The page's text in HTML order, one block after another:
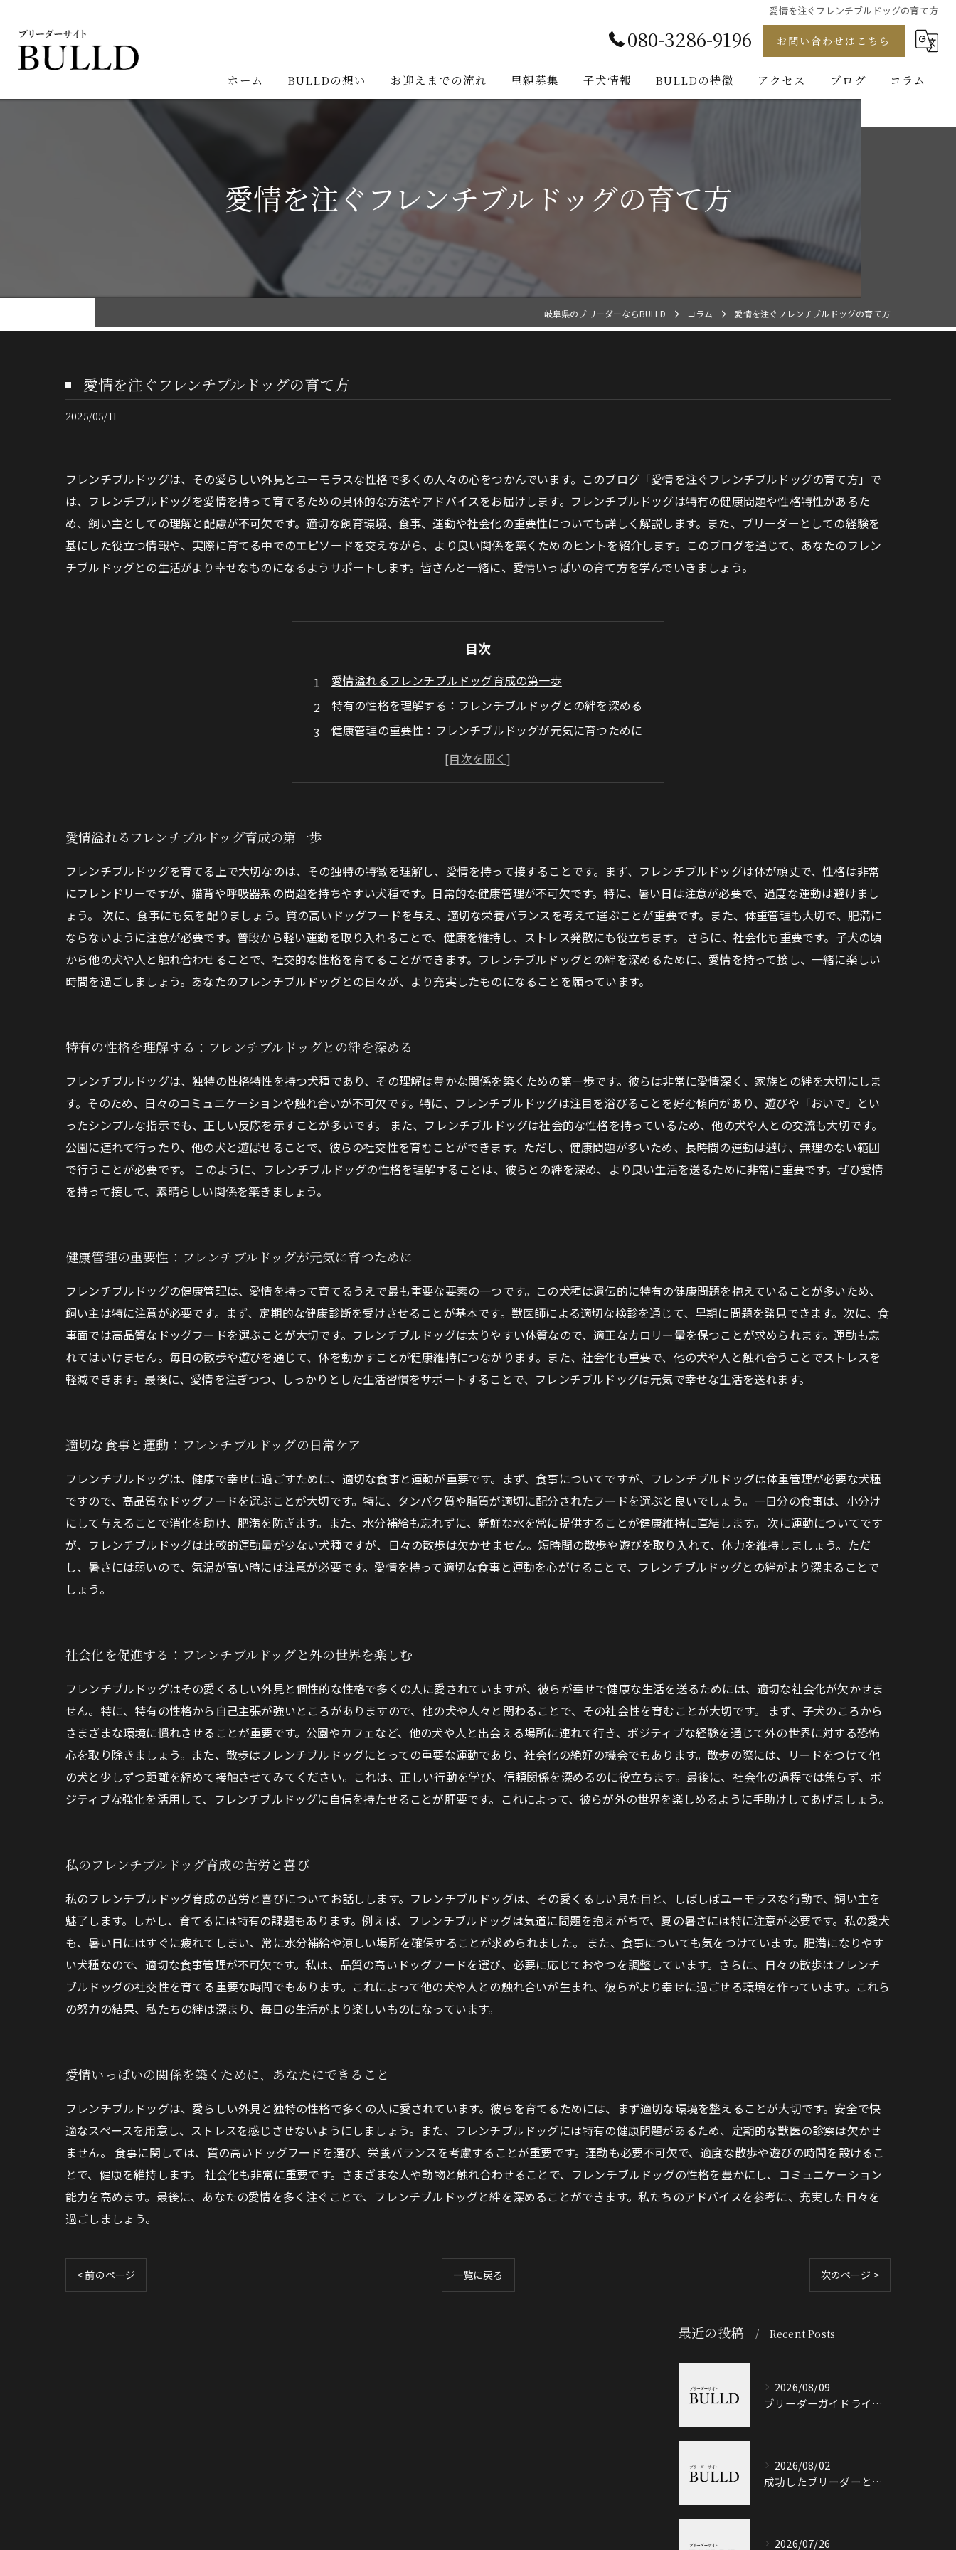
愛情を注ぐフレンチブルドッグの育て方
080-3286-9196 お問い合わせはこちら
ホーム BULLDの想い お迎えまでの流れ 里親募集 子犬情報 BULLDの特徴
ビションフリーゼ
アクセス ブログ コラム
愛情を注ぐフレンチブルドッグの育て方
岐阜県のブリーダーならBULLD コラム 愛情を注ぐフレンチブルドッグの育て方
愛情を注ぐフレンチブルドッグの育て方
2025/05/11
フレンチブルドッグは、その愛らしい外見とユーモラスな性格で多くの人々の心をつかんでいます。このブログ「愛情を注ぐフレンチブルドッグの育て方」で
は、フレンチブルドッグを愛情を持って育てるための具体的な方法やアドバイスをお届けします。フレンチブルドッグは特有の健康問題や性格特性があるた
め、飼い主としての理解と配慮が不可欠です。適切な飼育環境、食事、運動や社会化の重要性についても詳しく解説します。また、ブリーダーとしての経験を
基にした役立つ情報や、実際に育てる中でのエピソードを交えながら、より良い関係を築くためのヒントを紹介します。このブログを通じて、あなたのフレン
チブルドッグとの生活がより幸せなものになるようサポートします。皆さんと一緒に、愛情いっぱいの育て方を学んでいきましょう。
目次
愛情溢れるフレンチブルドッグ育成の第一歩
特有の性格を理解する：フレンチブルドッグとの絆を深める
健康管理の重要性：フレンチブルドッグが元気に育つために
適切な食事と運動：フレンチブルドッグの日常ケア
社会化を促進する：フレンチブルドッグと外の世界を楽しむ
愛情溢れるフレンチブルドッグ育成の第一歩
フレンチブルドッグを育てる上で大切なのは、その独特の特徴を理解し、愛情を持って接することです。まず、フレンチブルドッグは体が頑丈で、性格は非常
にフレンドリーですが、猫背や呼吸器系の問題を持ちやすい犬種です。日常的な健康管理が不可欠です。特に、暑い日は注意が必要で、過度な運動は避けまし
ょう。 次に、食事にも気を配りましょう。質の高いドッグフードを与え、適切な栄養バランスを考えて選ぶことが重要です。また、体重管理も大切で、肥満に
ならないように注意が必要です。普段から軽い運動を取り入れることで、健康を維持し、ストレス発散にも役立ちます。 さらに、社会化も重要です。子犬の頃
から他の犬や人と触れ合わせることで、社交的な性格を育てることができます。フレンチブルドッグとの絆を深めるために、愛情を持って接し、一緒に楽しい
時間を過ごしましょう。あなたのフレンチブルドッグとの日々が、より充実したものになることを願っています。
特有の性格を理解する：フレンチブルドッグとの絆を深める
フレンチブルドッグは、独特の性格特性を持つ犬種であり、その理解は豊かな関係を築くための第一歩です。彼らは非常に愛情深く、家族との絆を大切にしま
す。そのため、日々のコミュニケーションや触れ合いが不可欠です。特に、フレンチブルドッグは注目を浴びることを好む傾向があり、遊びや「おいで」とい
ったシンプルな指示でも、正しい反応を示すことが多いです。 また、フレンチブルドッグは社会的な性格を持っているため、他の犬や人との交流も大切です。
公園に連れて行ったり、他の犬と遊ばせることで、彼らの社交性を育むことができます。ただし、健康問題が多いため、長時間の運動は避け、無理のない範囲
で行うことが必要です。 このように、フレンチブルドッグの性格を理解することは、彼らとの絆を深め、より良い生活を送るために非常に重要です。ぜひ愛情
を持って接して、素晴らしい関係を築きましょう。
健康管理の重要性：フレンチブルドッグが元気に育つために
フレンチブルドッグの健康管理は、愛情を持って育てるうえで最も重要な要素の一つです。この犬種は遺伝的に特有の健康問題を抱えていることが多いため、
飼い主は特に注意が必要です。まず、定期的な健康診断を受けさせることが基本です。獣医師による適切な検診を通じて、早期に問題を発見できます。次に、食
事面では高品質なドッグフードを選ぶことが大切です。フレンチブルドッグは太りやすい体質なので、適正なカロリー量を保つことが求められます。運動も忘
れてはいけません。毎日の散歩や遊びを通じて、体を動かすことが健康維持につながります。また、社会化も重要で、他の犬や人と触れ合うことでストレスを
軽減できます。最後に、愛情を注ぎつつ、しっかりとした生活習慣をサポートすることで、フレンチブルドッグは元気で幸せな生活を送れます。
適切な食事と運動：フレンチブルドッグの日常ケア
フレンチブルドッグは、健康で幸せに過ごすために、適切な食事と運動が重要です。まず、食事についてですが、フレンチブルドッグは体重管理が必要な犬種
ですので、高品質なドッグフードを選ぶことが大切です。特に、タンパク質や脂質が適切に配分されたフードを選ぶと良いでしょう。一日分の食事は、小分け
にして与えることで消化を助け、肥満を防ぎます。また、水分補給も忘れずに、新鮮な水を常に提供することが健康維持に直結します。 次に運動についてです
が、フレンチブルドッグは比較的運動量が少ない犬種ですが、日々の散歩は欠かせません。短時間の散歩や遊びを取り入れて、体力を維持しましょう。ただ
し、暑さには弱いので、気温が高い時には注意が必要です。愛情を持って適切な食事と運動を心がけることで、フレンチブルドッグとの絆がより深まることで
しょう。
社会化を促進する：フレンチブルドッグと外の世界を楽しむ
フレンチブルドッグはその愛くるしい外見と個性的な性格で多くの人に愛されていますが、彼らが幸せで健康な生活を送るためには、適切な社会化が欠かせま
せん。特に、特有の性格から自己主張が強いところがありますので、他の犬や人々と関わることで、その社会性を育むことが大切です。 まず、子犬のころから
さまざまな環境に慣れさせることが重要です。公園やカフェなど、他の犬や人と出会える場所に連れて行き、ポジティブな経験を通じて外の世界に対する恐怖
心を取り除きましょう。また、散歩はフレンチブルドッグにとっての重要な運動であり、社会化の絶好の機会でもあります。散歩の際には、リードをつけて他
の犬と少しずつ距離を縮めて接触させてみてください。これは、正しい行動を学び、信頼関係を深めるのに役立ちます。最後に、社会化の過程では焦らず、ポ
ジティブな強化を活用して、フレンチブルドッグに自信を持たせることが肝要です。これによって、彼らが外の世界を楽しめるように手助けしてあげましょう。
私のフレンチブルドッグ育成の苦労と喜び
私のフレンチブルドッグ育成の苦労と喜びについてお話しします。フレンチブルドッグは、その愛くるしい見た目と、しばしばユーモラスな行動で、飼い主を
魅了します。しかし、育てるには特有の課題もあります。例えば、フレンチブルドッグは気道に問題を抱えがちで、夏の暑さには特に注意が必要です。私の愛犬
も、暑い日にはすぐに疲れてしまい、常に水分補給や涼しい場所を確保することが求められました。 また、食事についても気をつけています。肥満になりやす
い犬種なので、適切な食事管理が不可欠です。私は、品質の高いドッグフードを選び、必要に応じておやつを調整しています。さらに、日々の散歩はフレンチ
ブルドッグの社交性を育てる重要な時間でもあります。これによって他の犬や人との触れ合いが生まれ、彼らがより幸せに過ごせる環境を作っています。これら
の努力の結果、私たちの絆は深まり、毎日の生活がより楽しいものになっています。
愛情いっぱいの関係を築くために、あなたにできること
フレンチブルドッグは、愛らしい外見と独特の性格で多くの人に愛されています。彼らを育てるためには、まず適切な環境を整えることが大切です。安全で快
適なスペースを用意し、ストレスを感じさせないようにしましょう。また、フレンチブルドッグには特有の健康問題があるため、定期的な獣医の診察は欠かせ
ません。 食事に関しては、質の高いドッグフードを選び、栄養バランスを考慮することが重要です。運動も必要不可欠で、適度な散歩や遊びの時間を設けるこ
とで、健康を維持します。 社会化も非常に重要です。さまざまな人や動物と触れ合わせることで、フレンチブルドッグの性格を豊かにし、コミュニケーション
能力を高めます。最後に、あなたの愛情を多く注ぐことで、フレンチブルドッグと絆を深めることができます。私たちのアドバイスを参考に、充実した日々を
過ごしましょう。
< 前のページ 一覧に戻る 次のページ >
最近の投稿 Recent Posts
2026/08/09
ブリーダーガイドライン徹底解説と悪質業者を見抜くポイント
2026/08/02
成功したブリーダーと岐阜県加茂郡八百津町で信頼できる出会い方徹底ガイド
2026/07/26